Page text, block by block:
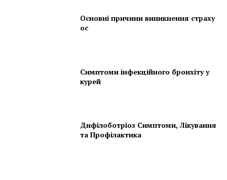
Основні причини виникнення страху
ос
Симптоми інфекційного бронхіту у
курей
Дифілоботріоз Симптоми, Лікування
та Профілактика